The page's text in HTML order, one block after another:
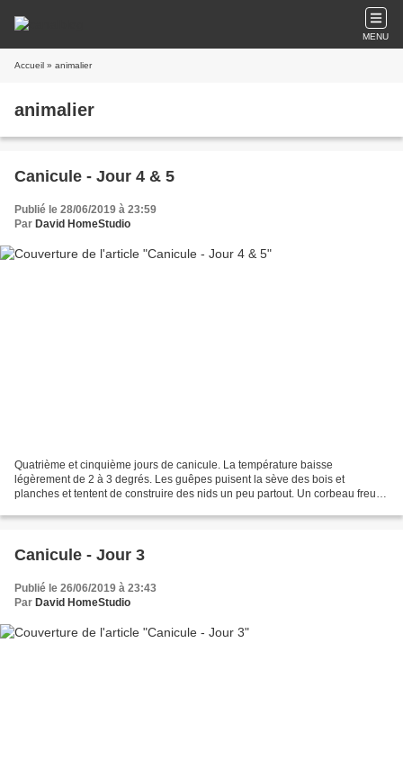
MENU
Accueil » animalier
animalier
Canicule - Jour 4 & 5
Publié le 28/06/2019 à 23:59
Par David HomeStudio
Quatrième et cinquième jours de canicule. La température baisse
légèrement de 2 à 3 degrés. Les guêpes puisent la sève des bois et
planches et tentent de construire des nids un peu partout. Un corbeau freux
Canicule - Jour 3
Publié le 26/06/2019 à 23:43
Par David HomeStudio